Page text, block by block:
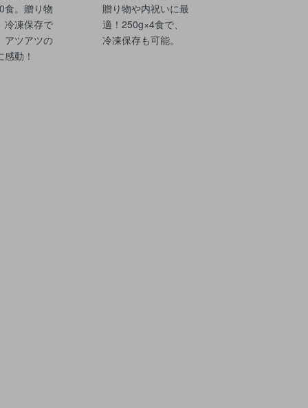
食。贈り物
冷凍保存で
アツアツの
動！
贈り物や内祝いに最
適！250g×4食で、
冷凍保存も可能。